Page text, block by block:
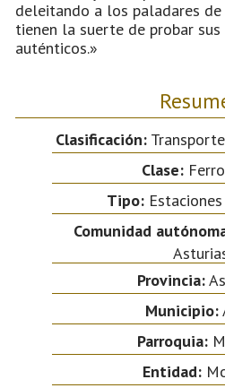
deleitando a los paladares
tienen la suerte de probar
auténticos.»
Clasificación:
Clase:
Tipo:
Comunidad
Provincia:
Municipio:
Parroquia:
Entidad: